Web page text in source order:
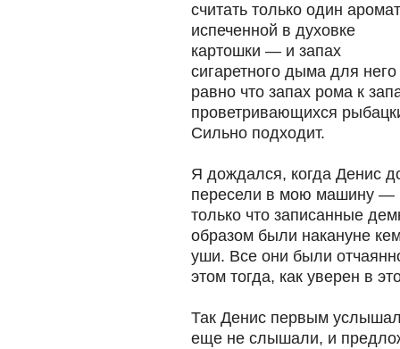
считать только один
испеченной в духовке
картошки — и запах
сигаретного дыма для него
равно что запах рома к
проветривающихся
Сильно подходит.
Я дождался, когда Денис
пересели в мою машину —
только что записанные
образом были накануне
уши. Все они были
этом тогда, как уверен в
Так Денис первым
еще не слышали, и